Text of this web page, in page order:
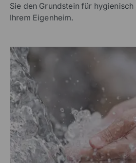
Sie den Grundstein für hygienisch
Ihrem Eigenheim.